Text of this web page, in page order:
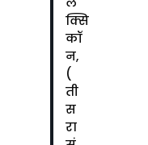
क्सि
कॉ
न,
(
ती
स
रा